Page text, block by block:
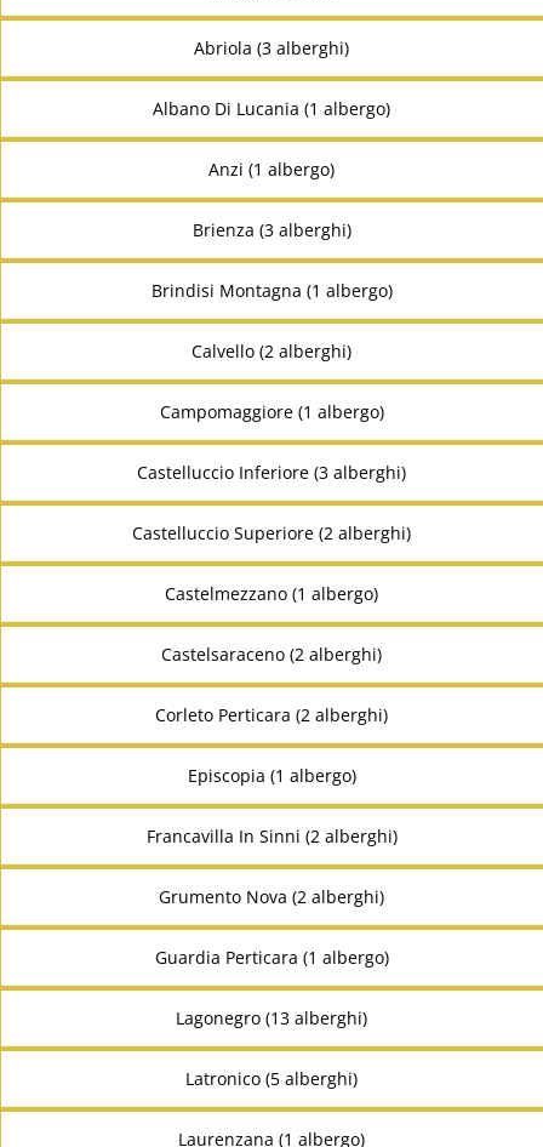
Abriola (3 alberghi)
Albano Di Lucania (1 albergo)
Anzi (1 albergo)
Brienza (3 alberghi)
Brindisi Montagna (1 albergo)
Calvello (2 alberghi)
Campomaggiore (1 albergo)
Castelluccio Inferiore (3 alberghi)
Castelluccio Superiore (2 alberghi)
Castelmezzano (1 albergo)
Castelsaraceno (2 alberghi)
Corleto Perticara (2 alberghi)
Episcopia (1 albergo)
Francavilla In Sinni (2 alberghi)
Grumento Nova (2 alberghi)
Guardia Perticara (1 albergo)
Lagonegro (13 alberghi)
Latronico (5 alberghi)
Laurenzana (1 albergo)